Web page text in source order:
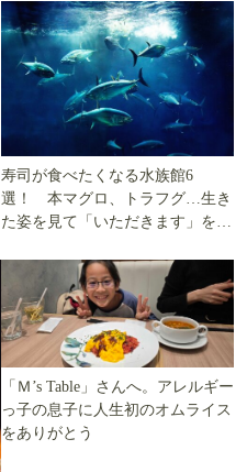
寿司が食べたくなる水族館6
選！ 本マグロ、トラフグ…生き
た姿を見て「いただきます」を考
「Ｍ’s Table」さんへ。アレルギー
っ子の息子に人生初のオムライス
をありがとう